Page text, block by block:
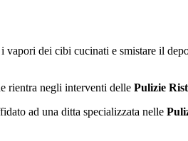
dei cibi cucinati e smistare il
rientra negli interventi delle Pulizie
ad una ditta specializzata nelle